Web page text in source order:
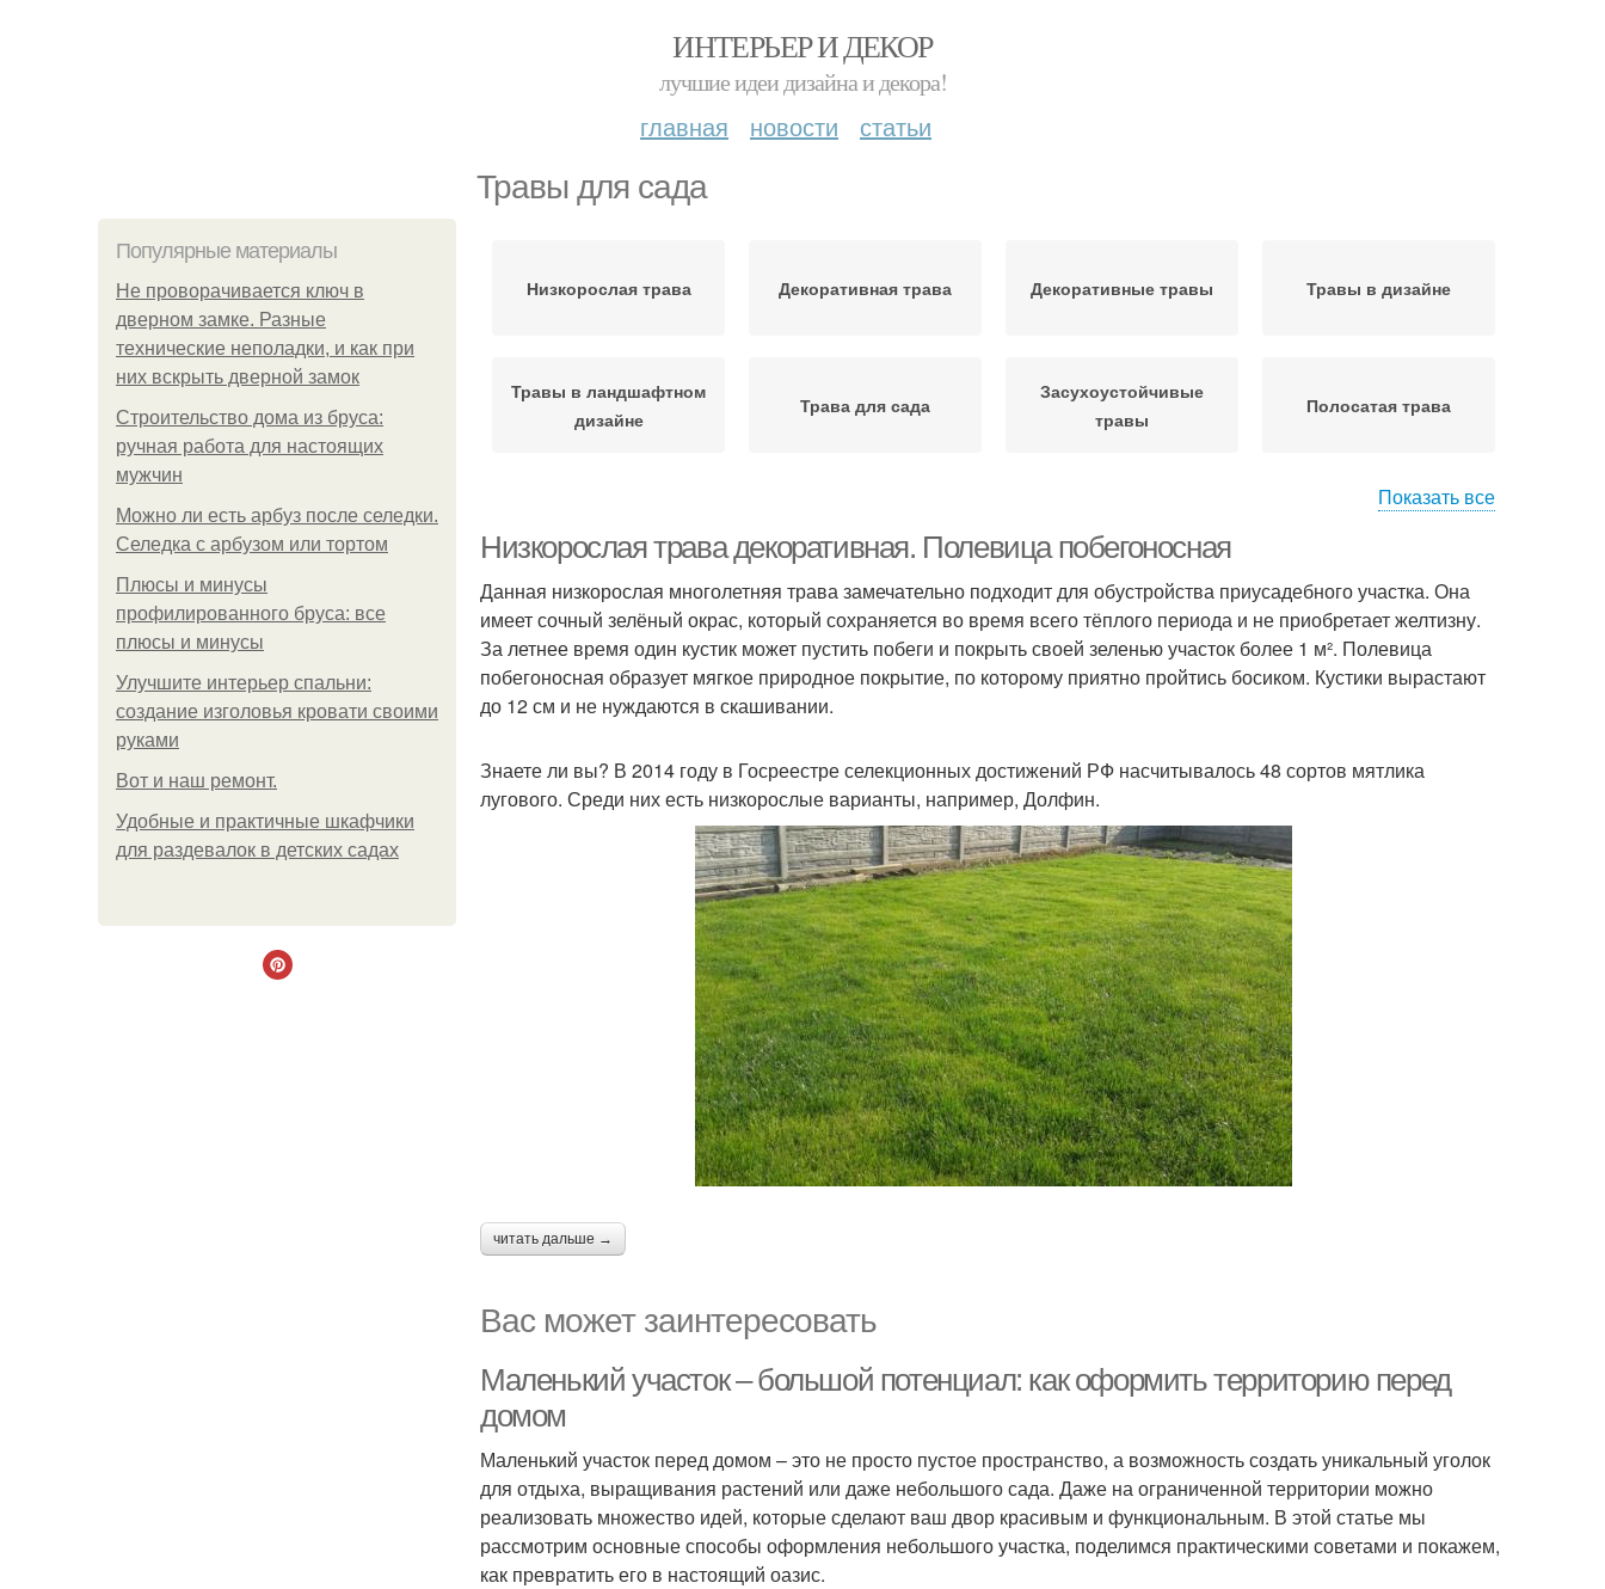
ИНТЕРЬЕР И ДЕКОР
лучшие идеи дизайна и декора!
главная новости статьи
Травы для сада
Популярные материалы
Не проворачивается ключ в
дверном замке. Разные
технические неполадки, и как при
них вскрыть дверной замок
Строительство дома из бруса:
ручная работа для настоящих
мужчин
Можно ли есть арбуз после селедки.
Селедка с арбузом или тортом
Плюсы и минусы
профилированного бруса: все
плюсы и минусы
Улучшите интерьер спальни:
создание изголовья кровати своими
руками
Boт и наш ремoнт.
Удобные и практичные шкафчики
для раздевалок в детских садах
Низкорослая трава Декоративная трава Декоративные травы Травы в дизайне
Травы в ландшафтном
дизайне
Трава для сада
Засухоустойчивые
травы
Полосатая трава
Показать все
Низкорослая трава декоративная. Полевица побегоносная
Данная низкорослая многолетняя трава замечательно подходит для обустройства приусадебного участка. Она
имеет сочный зелёный окрас, который сохраняется во время всего тёплого периода и не приобретает желтизну.
За летнее время один кустик может пустить побеги и покрыть своей зеленью участок более 1 м². Полевица
побегоносная образует мягкое природное покрытие, по которому приятно пройтись босиком. Кустики вырастают
до 12 см и не нуждаются в скашивании.
Знаете ли вы? В 2014 году в Госреестре селекционных достижений РФ насчитывалось 48 сортов мятлика
лугового. Среди них есть низкорослые варианты, например, Долфин.
читать дальше →
Вас может заинтересовать
Маленький участок – большой потенциал: как оформить территорию перед
домом
Маленький участок перед домом – это не просто пустое пространство, а возможность создать уникальный уголок
для отдыха, выращивания растений или даже небольшого сада. Даже на ограниченной территории можно
реализовать множество идей, которые сделают ваш двор красивым и функциональным. В этой статье мы
рассмотрим основные способы оформления небольшого участка, поделимся практическими советами и покажем,
как превратить его в настоящий оазис.